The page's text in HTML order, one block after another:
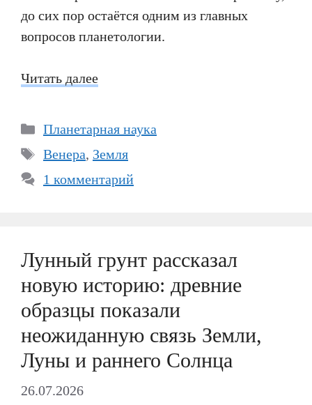
до сих пор остаётся одним из главных
вопросов планетологии.
Читать далее
Рубрики
Планетарная наука
Метки
Венера, Земля
1 комментарий
Лунный грунт рассказал
новую историю: древние
образцы показали
неожиданную связь Земли,
Луны и раннего Солнца
26.07.2026